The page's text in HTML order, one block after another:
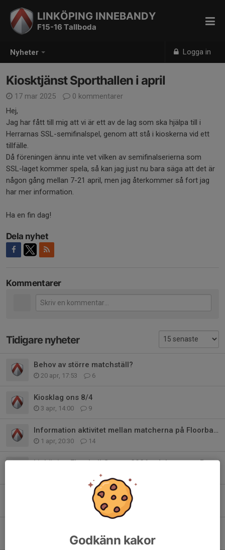
Nyheter Logga in
LINKÖPING INNEBANDY
F15-16 Tallboda
Kiosktjänst Sporthallen i april
17 mar 2025
0 kommentarer
Hej,
Jag har fått till mig att vi är ett av de lag som ska hjälpa till i
Herrarnas SSL-semifinalspel, genom att stå i kioskerna vid ett
tillfälle.
Då föreningen ännu inte vet vilken av semifinalserierna som
SSL-laget kommer spela, så kan jag just nu bara säga att det är
någon gång mellan 7-21 april, men jag återkommer så fort jag
har mer information.
Ha en fin dag!
Dela nyhet
Kommentarer
Tidigare nyheter
Behov av större matchställ?
20 apr, 17:53 6
Kiosklag ons 8/4
3 apr, 14:00 9
Information aktivitet mellan matcherna på Floorball Games 11/4
1 apr, 20:30 14
Linköping Floorball Games 2026 – Arbetspass Racketcenter
Cup Tranås blir EJ av
0
11 mar, 19:50 6
Godkänn kakor